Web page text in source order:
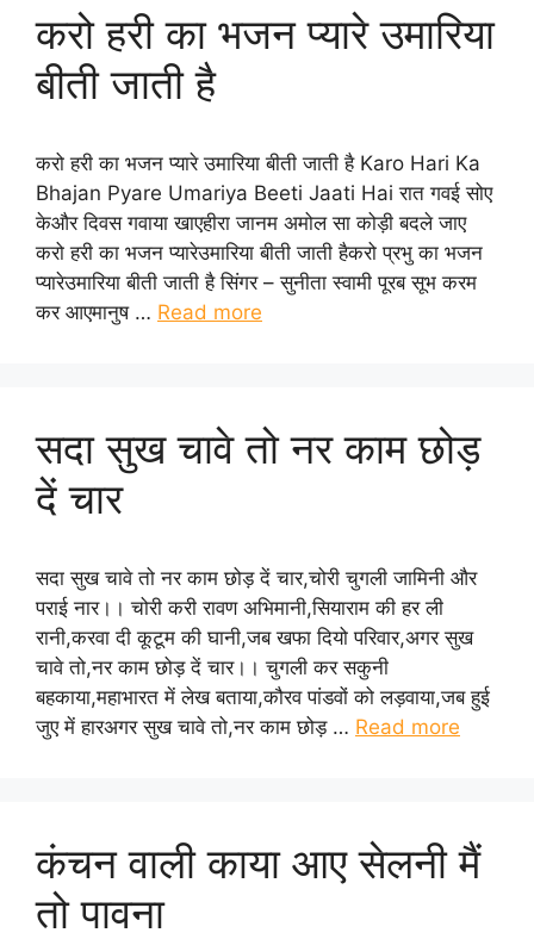
करो हरी का भजन प्यारे उमारिया
बीती जाती है
करो हरी का भजन प्यारे उमारिया बीती जाती है Karo Hari Ka
Bhajan Pyare Umariya Beeti Jaati Hai रात गवई सोए
केऔर दिवस गवाया खाएहीरा जानम अमोल सा कोड़ी बदले जाए
करो हरी का भजन प्यारेउमारिया बीती जाती हैकरो प्रभु का भजन
प्यारेउमारिया बीती जाती है सिंगर – सुनीता स्वामी पूरब सूभ करम
कर आएमानुष … Read more
सदा सुख चावे तो नर काम छोड़
दें चार
सदा सुख चावे तो नर काम छोड़ दें चार,चोरी चुगली जामिनी और
पराई नार।। चोरी करी रावण अभिमानी,सियाराम की हर ली
रानी,करवा दी कूटूम की घानी,जब खफा दियो परिवार,अगर सुख
चावे तो,नर काम छोड़ दें चार।। चुगली कर सकुनी
बहकाया,महाभारत में लेख बताया,कौरव पांडवों को लड़वाया,जब हुई
जुए में हारअगर सुख चावे तो,नर काम छोड़ … Read more
कंचन वाली काया आए सेलनी मैं
तो पावना